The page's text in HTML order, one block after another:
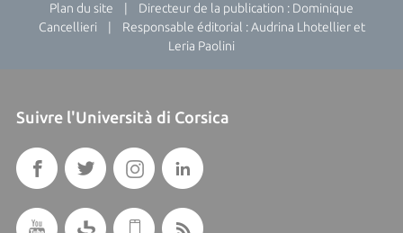
Plan du site | Directeur de la publication : Dominique
Cancellieri | Responsable éditorial : Audrina Lhotellier et
Leria Paolini
Suivre l'Università di Corsica